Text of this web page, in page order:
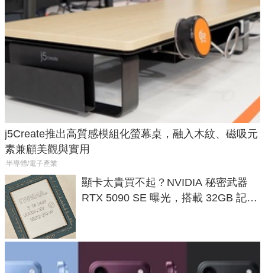
j5Create推出高質感模組化螢幕桌，融入木紋、磁吸元
素兼顧美觀與實用
半導體/電子產業
顯卡太貴買不起？NVIDIA 秘密武器
RTX 5090 SE 曝光，搭載 32GB 記憶